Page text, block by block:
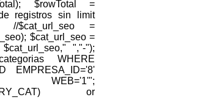
$rowTotal =
registros sin limit
//$cat_url_seo =
$cat_url_seo =
","-");
WHERE
EMPRESA_ID='8'
or